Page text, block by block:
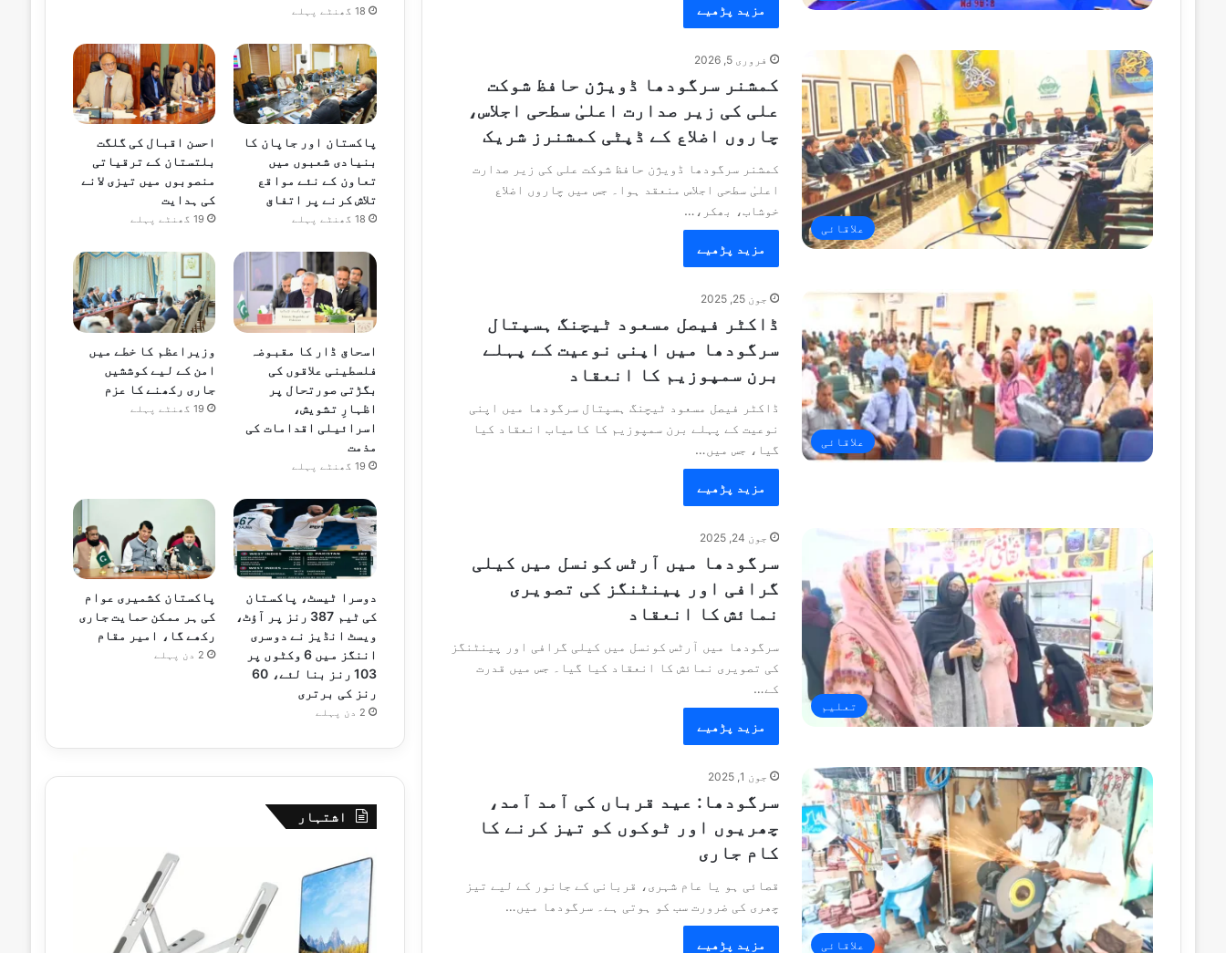
مزید پڑھیے
علاقائی
فروری 5, 2026
کمشنر سرگودھا ڈویژن حافظ شوکت
علی کی زیر صدارت اعلیٰ سطحی اجلاس،
چاروں اضلاع کے ڈپٹی کمشنرز شریک
کمشنر سرگودھا ڈویژن حافظ شوکت علی کی زیر صدارت
اعلیٰ سطحی اجلاس منعقد ہوا۔ جس میں چاروں اضلاع
خوشاب، بھکر،…
مزید پڑھیے
علاقائی
جون 25, 2025
ڈاکٹر فیصل مسعود ٹیچنگ ہسپتال
سرگودھا میں اپنی نوعیت کے پہلے
برن سمپوزیم کا انعقاد
ڈاکٹر فیصل مسعود ٹیچنگ ہسپتال سرگودھا میں اپنی
نوعیت کے پہلے برن سمپوزیم کا کامیاب انعقاد کیا
گیا، جس میں…
مزید پڑھیے
تعلیم
جون 24, 2025
سرگودھا میں آرٹس کونسل میں کیلی
گرافی اور پینٹنگز کی تصویری
نمائش کا انعقاد
سرگودھا میں آرٹس کونسل میں کیلی گرافی اور پینٹنگز
کی تصویری نمائش کا انعقاد کیا گیا۔ جس میں قدرت
کے…
مزید پڑھیے
علاقائی
جون 1, 2025
سرگودھا: عید قرباں کی آمد آمد،
چھریوں اور ٹوکوں کو تیز کرنے کا
کام جاری
قصائی ہو یا عام شہری، قربانی کے جانور کے لیے تیز
چھری کی ضرورت سب کو ہوتی ہے۔ سرگودھا میں…
مزید پڑھیے
18 گھنٹے پہلے
پاکستان اور جاپان کا
بنیادی شعبوں میں
تعاون کے نئے مواقع
تلاش کرنے پر اتفاق
18 گھنٹے پہلے
احسن اقبال کی گلگت
بلتستان کے ترقیاتی
منصوبوں میں تیزی لانے
کی ہدایت
19 گھنٹے پہلے
اسحاق ڈار کا مقبوضہ
فلسطینی علاقوں کی
بگڑتی صورتحال پر
اظہارِ تشویش،
اسرائیلی اقدامات کی
مذمت
19 گھنٹے پہلے
وزیراعظم کا خطے میں
امن کے لیے کوششیں
جاری رکھنے کا عزم
19 گھنٹے پہلے
دوسرا ٹیسٹ، پاکستان
کی ٹیم 387 رنز پر آؤٹ،
ویسٹ انڈیز نے دوسری
اننگز میں 6 وکٹوں پر
103 رنز بنا لئے، 60
رنز کی برتری
2 دن پہلے
پاکستان کشمیری عوام
کی ہر ممکن حمایت جاری
رکھے گا، امیر مقام
2 دن پہلے
اشتہار